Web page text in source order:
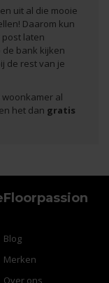
uit al die mooie
Daarom kun
laten
bank kijken
de rest van je
al
het dan gratis
Floorpassion
Blog
Merken
Over ons